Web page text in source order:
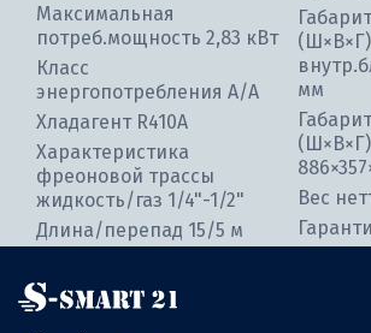
Максимальная
потреб.мощность 2,83 кВт
Класс
энергопотребления А/А
Хладагент R410А
Характеристика
фреоновой трассы
жидкость/газ 1/4"-1/2"
Длина/перепад 15/5 м
(Ш×В×Г)
мм
Вес